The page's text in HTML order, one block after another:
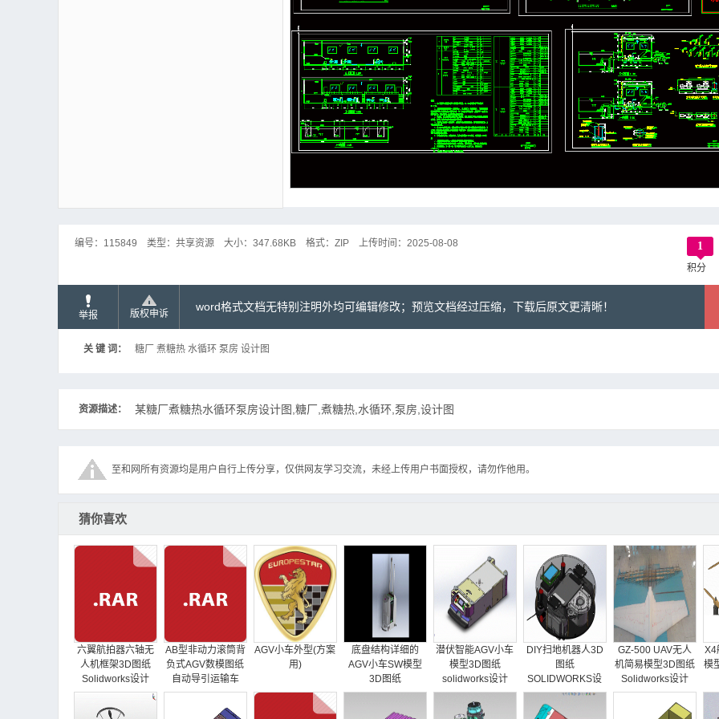
编号： 115849 类型： 共享资源 大小： 347.68KB 格式： ZIP 上传时间： 2025-08-08 1
积分
举报 版权申诉
word格式文档无特别注明外均可编辑修改；预览文档经过压缩，下载后原文更清晰！
关 键 词： 糖厂 煮糖热 水循环 泵房 设计图
资源描述： 某糖厂煮糖热水循环泵房设计图,糖厂,煮糖热,水循环,泵房,设计图
至和网所有资源均是用户自行上传分享，仅供网友学习交流，未经上传用户书面授权，请勿作他用。
猜你喜欢
六翼航拍器六轴无
人机框架3D图纸
Solidworks设计
AB型非动力滚筒背
负式AGV数模图纸
自动导引运输车
solidworks设计
AGV小车外型(方案
用)
底盘结构详细的
AGV小车SW模型
3D图纸
SOLIDWORKS设
潜伏智能AGV小车
模型3D图纸
solidworks设计
DIY扫地机器人3D
图纸
SOLIDWORKS设
计
GZ-500 UAV无人
机简易模型3D图纸
Solidworks设计
X4
模